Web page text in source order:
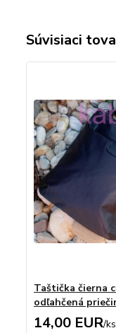
Súvisiaci
Taštička čierna
odľahčená
14,00 EUR/ks